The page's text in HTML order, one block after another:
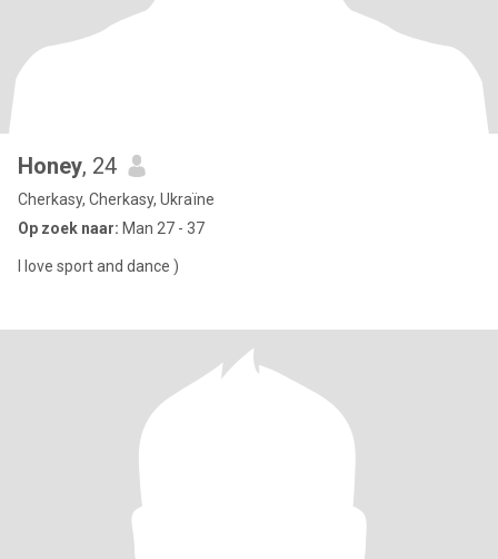
Honey, 24
Cherkasy, Cherkasy, Ukraïne
Op zoek naar: Man 27 - 37
I love sport and dance )